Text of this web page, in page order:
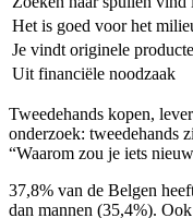
Het is goed voor het
Je vindt originele
Uit financiële noodzaak
Tweedehands kopen,
onderzoek: tweedehands
“Waarom zou je iets
37,8% van de Belgen
dan mannen (35,4%).